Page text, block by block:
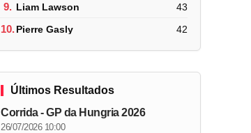
9. Liam Lawson 43
10.Pierre Gasly 42
Últimos Resultados
Corrida - GP da Hungria 2026
26/07/2026 10:00